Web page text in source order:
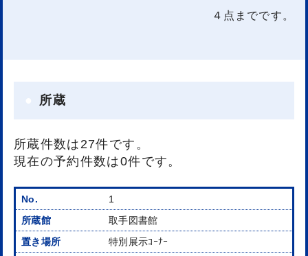
４点までです。
所蔵
所蔵件数は27件です。
現在の予約件数は0件です。
1
取手図書館
特別展示ｺｰﾅｰ